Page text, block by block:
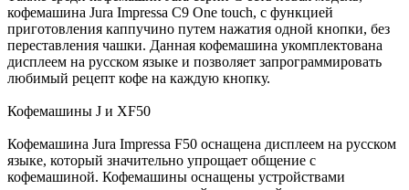
кофемашина Jura Impressa C9 One touch, с функцией
приготовления каппучино путем нажатия одной кнопки, без
переставления чашки. Данная кофемашина укомплектована
дисплеем на русском языке и позволяет запрограммировать
любимый рецепт кофе на каждую кнопку.
Кофемашины J и XF50
Кофемашина Jura Impressa F50 оснащена дисплеем на русском
языке, который значительно упрощает общение с
кофемашиной. Кофемашины оснащены устройствами